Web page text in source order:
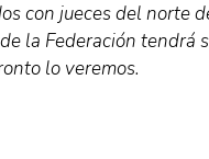
con jueces del norte
la Federación tendrá
lo veremos.